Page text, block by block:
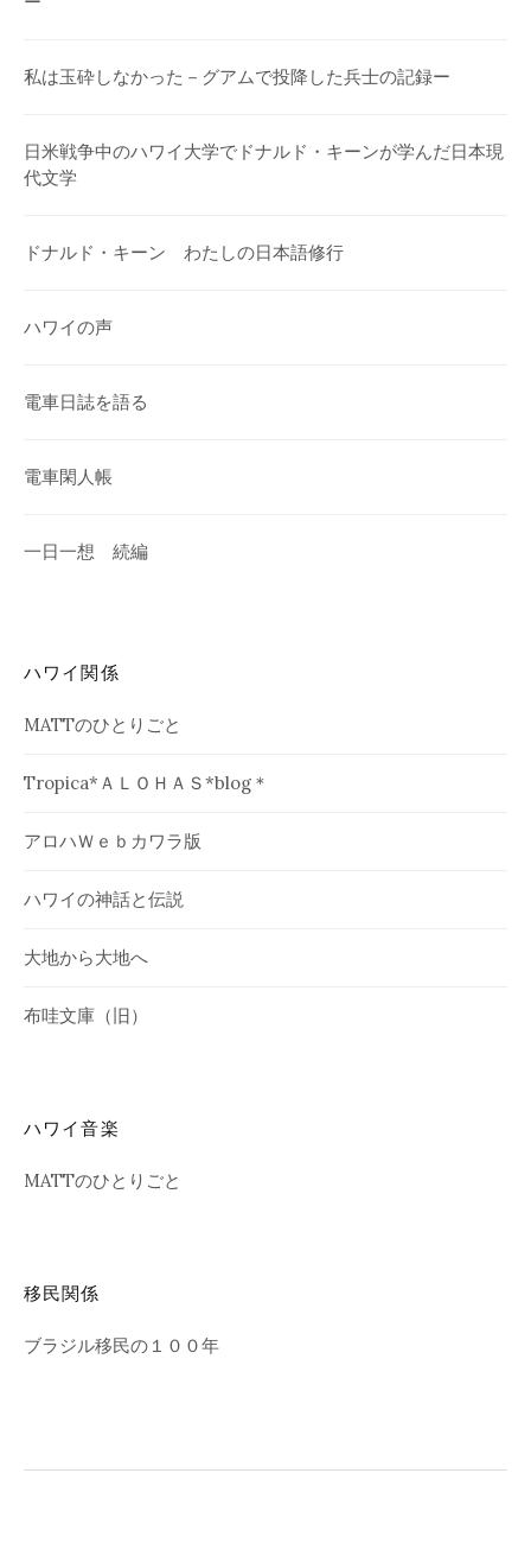
私は玉砕しなかった－グアムで投降した兵士の記録ー
日米戦争中のハワイ大学でドナルド・キーンが学んだ日本現
代文学
ドナルド・キーン わたしの日本語修行
ハワイの声
電車日誌を語る
電車閑人帳
一日一想 続編
ハワイ関係
MATTのひとりごと
Tropica*ＡＬＯＨＡＳ*blog＊
アロハＷｅｂカワラ版
ハワイの神話と伝説
大地から大地へ
布哇文庫（旧）
ハワイ音楽
MATTのひとりごと
移民関係
ブラジル移民の１００年